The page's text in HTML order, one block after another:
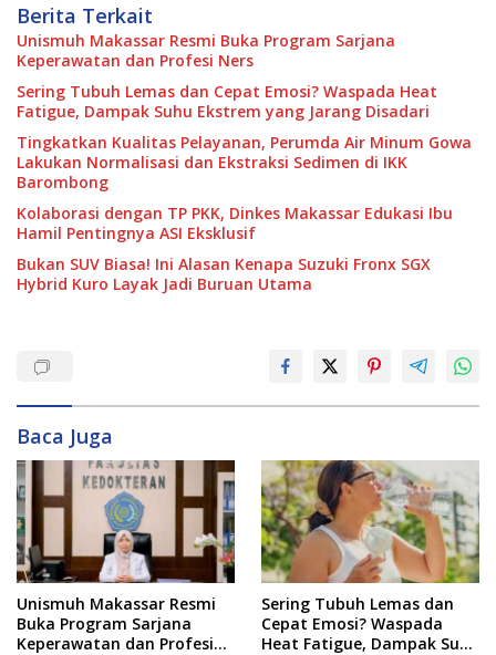
Berita Terkait
Unismuh Makassar Resmi Buka Program Sarjana
Keperawatan dan Profesi Ners
Sering Tubuh Lemas dan Cepat Emosi? Waspada Heat
Fatigue, Dampak Suhu Ekstrem yang Jarang Disadari
Tingkatkan Kualitas Pelayanan, Perumda Air Minum Gowa
Lakukan Normalisasi dan Ekstraksi Sedimen di IKK
Barombong
Kolaborasi dengan TP PKK, Dinkes Makassar Edukasi Ibu
Hamil Pentingnya ASI Eksklusif
Bukan SUV Biasa! Ini Alasan Kenapa Suzuki Fronx SGX
Hybrid Kuro Layak Jadi Buruan Utama
Baca Juga
Unismuh Makassar Resmi
Buka Program Sarjana
Keperawatan dan Profesi
Sering Tubuh Lemas dan
Cepat Emosi? Waspada
Heat Fatigue, Dampak Suhu